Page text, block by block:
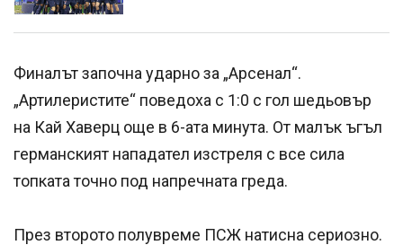
Финалът започна ударно за „Арсенал“.
„Артилеристите“ поведоха с 1:0 с гол шедьовър
на Кай Хаверц още в 6-ата минута. От малък ъгъл
германският нападател изстреля с все сила
топката точно под напречната греда.
През второто полувреме ПСЖ натисна сериозно.